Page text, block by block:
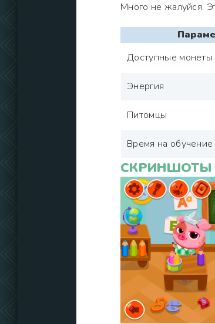
Много не жалуйся.
Доступные монеты
Энергия
Питомцы
Время на обучение
СКРИНШОТЫ